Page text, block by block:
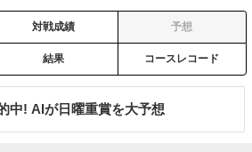
対戦成績 予想
結果 コースレコード
中! AIが日曜重賞を大予想